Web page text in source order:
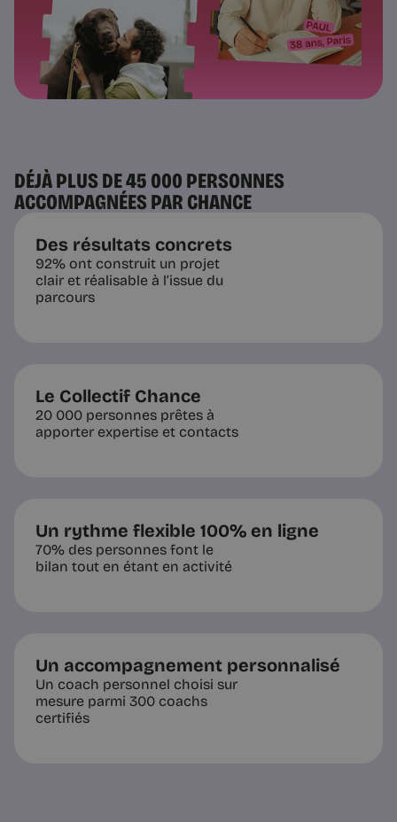
DÉJÀ PLUS DE 45 000 PERSONNES
ACCOMPAGNÉES PAR CHANCE
Des résultats concrets
92% ont construit un projet
clair et réalisable à l’issue du
parcours
Le Collectif Chance
20 000 personnes prêtes à
apporter expertise et contacts
Un rythme flexible 100% en ligne
70% des personnes font le
bilan tout en étant en activité
Un accompagnement personnalisé
Un coach personnel choisi sur
mesure parmi 300 coachs
certifiés